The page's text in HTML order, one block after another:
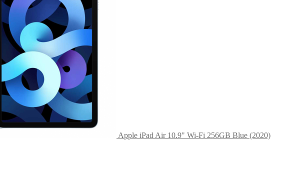
Apple iPad Air 10.9" Wi-Fi 256GB Blue (2020)